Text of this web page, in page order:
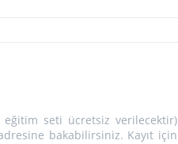
eğitim seti ücretsiz verilecektir)
bakabilirsiniz. Kayıt için